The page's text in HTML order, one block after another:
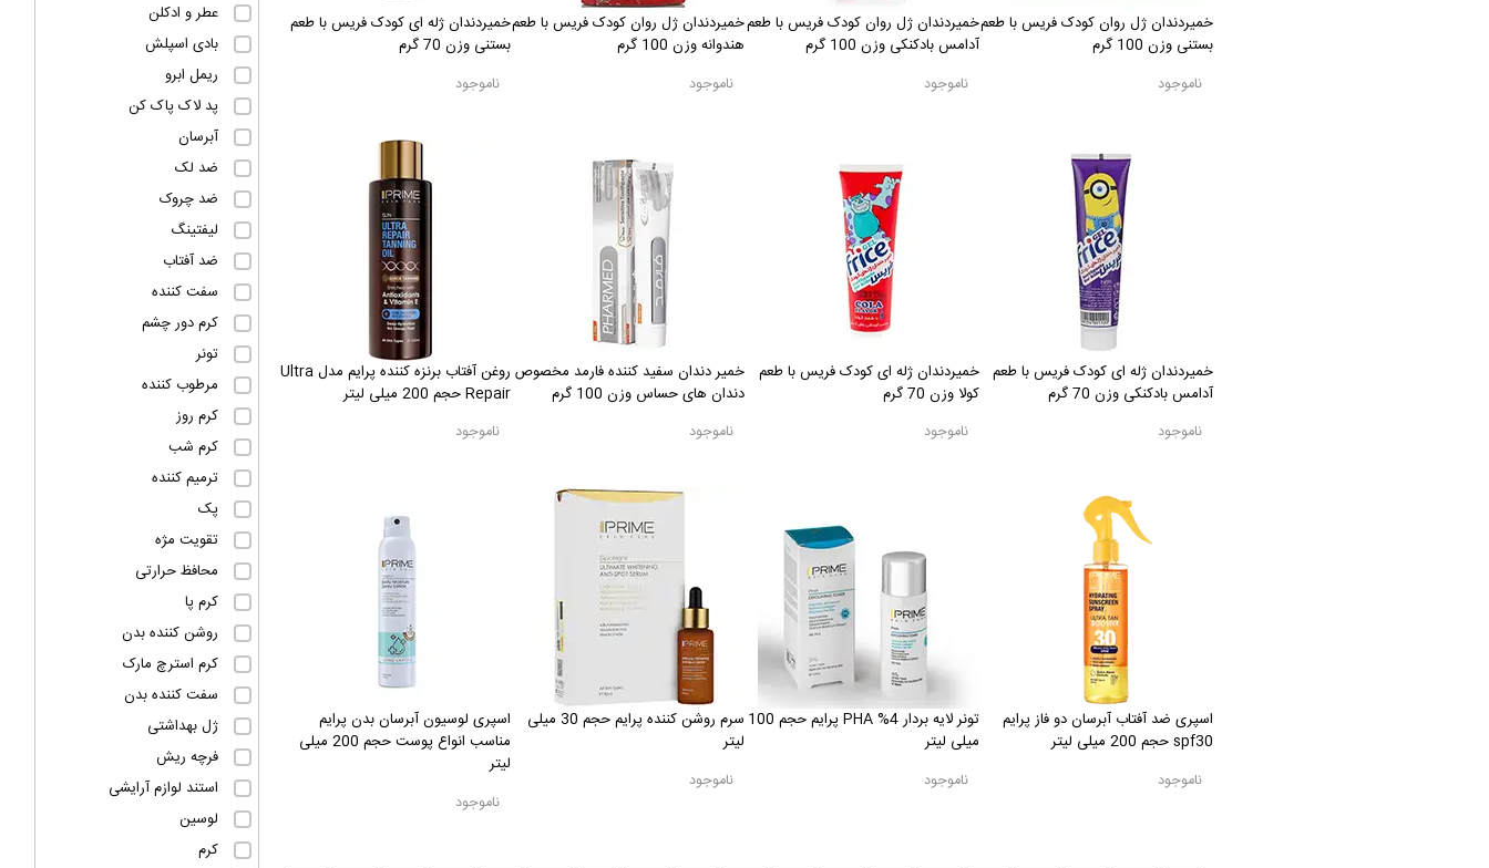
عطر و ادکلن
بادی اسپلش
ریمل ابرو
پد لاک پاک کن
آبرسان
ضد لک
ضد چروک
لیفتینگ
ضد آفتاب
سفت کننده
کرم دور چشم
تونر
مرطوب کننده
کرم روز
کرم شب
ترمیم کننده
پک
تقویت مژه
محافظ حرارتی
کرم پا
روشن کننده بدن
کرم استرچ مارک
سفت کننده بدن
ژل بهداشتی
فرچه ریش
استند لوازم آرایشی
لوسین
کرم
خمیردندان ژل روان کودک فریس با طعم
بستنی وزن 100 گرم
ناموجود
خمیردندان ژل روان کودک فریس با طعم
آدامس بادکنکی وزن 100 گرم
ناموجود
خمیردندان ژل روان کودک فریس با طعم
هندوانه وزن 100 گرم
ناموجود
خمیردندان ژله ای کودک فریس با طعم
بستنی وزن 70 گرم
ناموجود
خمیردندان ژله ای کودک فریس با طعم
آدامس بادکنکی وزن 70 گرم
ناموجود
خمیردندان ژله ای کودک فریس با طعم
کولا وزن 70 گرم
ناموجود
خمیر دندان سفید کننده فارمد مخصوص
دندان های حساس وزن 100 گرم
ناموجود
روغن آفتاب برنزه کننده پرایم مدل Ultra
Repair حجم 200 میلی لیتر
ناموجود
اسپری ضد آفتاب آبرسان دو فاز پرایم
spf30 حجم 200 میلی لیتر
ناموجود
تونر لایه بردار PHA %4 پرایم حجم 100
میلی لیتر
ناموجود
سرم روشن کننده پرایم حجم 30 میلی
لیتر
ناموجود
اسپری لوسیون آبرسان بدن پرایم
مناسب انواع پوست حجم 200 میلی
لیتر
ناموجود